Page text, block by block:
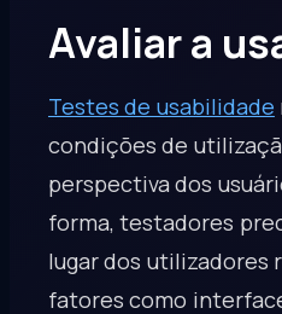
Avaliar a
Testes de usabilidade
condições de
perspectiva dos
forma, testadores
lugar dos utilizadores
fatores como